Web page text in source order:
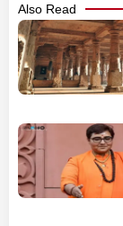
Also Read